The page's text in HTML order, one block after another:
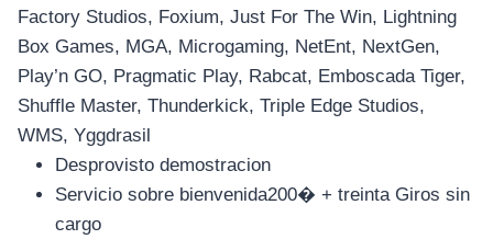
Factory Studios, Foxium, Just For The Win, Lightning
Box Games, MGA, Microgaming, NetEnt, NextGen,
Play’n GO, Pragmatic Play, Rabcat, Emboscada Tiger,
Shuffle Master, Thunderkick, Triple Edge Studios,
WMS, Yggdrasil
Desprovisto demostracion
Servicio sobre bienvenida200� + treinta Giros sin
cargo